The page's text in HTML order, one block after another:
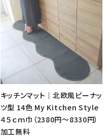
キッチンマット｜北欧風ピーナッ
ツ型 14色 My Kitchen Style
４５ｃｍ巾（2380円～8330円）
加工無料